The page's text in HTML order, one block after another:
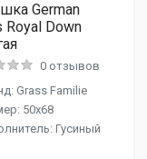
German
Royal Down
0 отзывов
Grass Familie
50x68
Гусиный